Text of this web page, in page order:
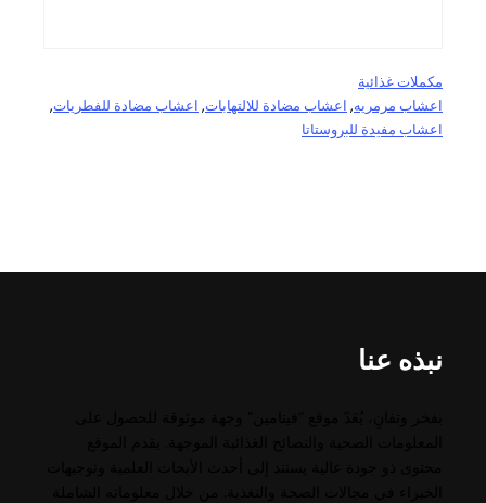
مكملات غذائية
اعشاب مرمريه, اعشاب مضادة للالتهابات, اعشاب مضادة للفطريات,
اعشاب مفيدة للبروستاتا
نبذه عنا